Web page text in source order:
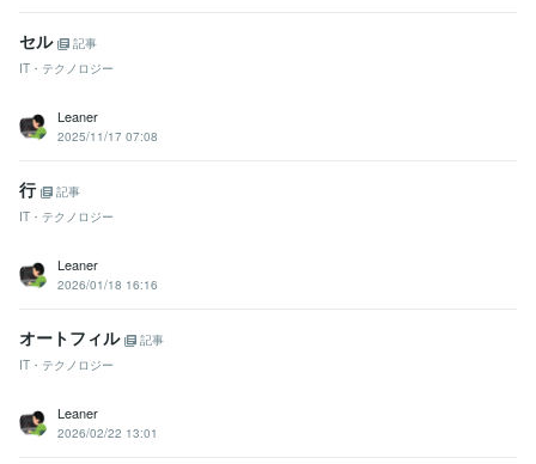
セル
記事
IT・テクノロジー
Leaner
2025/11/17 07:08
行
記事
IT・テクノロジー
Leaner
2026/01/18 16:16
オートフィル
記事
IT・テクノロジー
Leaner
2026/02/22 13:01